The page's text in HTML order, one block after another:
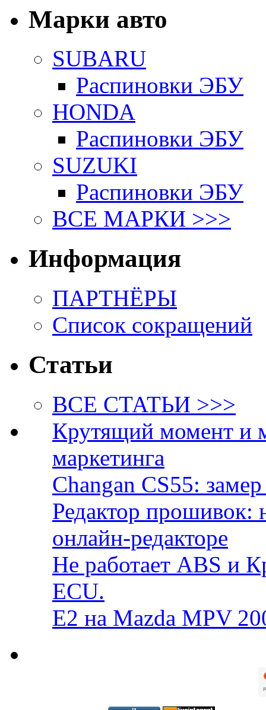
Марки авто
SUBARU
Распиновки ЭБУ
HONDA
Распиновки ЭБУ
SUZUKI
Распиновки ЭБУ
ВСЕ МАРКИ >>>
Информация
ПАРТНЁРЫ
Список сокращений
Статьи
ВСЕ СТАТЬИ >>>
Крутящий момент и
маркетинга
Changan CS55:
Редактор прошивок:
онлайн-редакторе
Не работает ABS и
ECU.
E2 на Mazda MPV